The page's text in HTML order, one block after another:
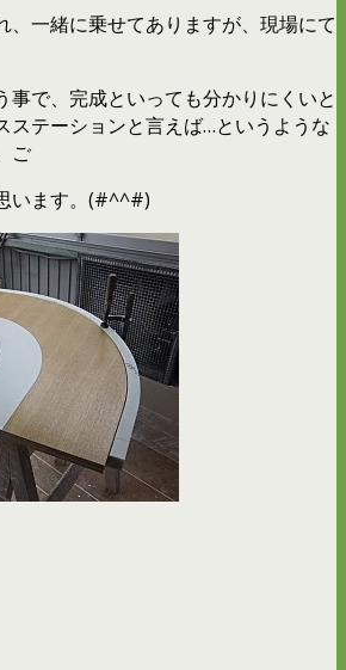
、一緒に乗せてありますが、現場にて
事で、完成といっても分かりにくいと
ステーションと言えば…というような
ご
います。(#^^#)